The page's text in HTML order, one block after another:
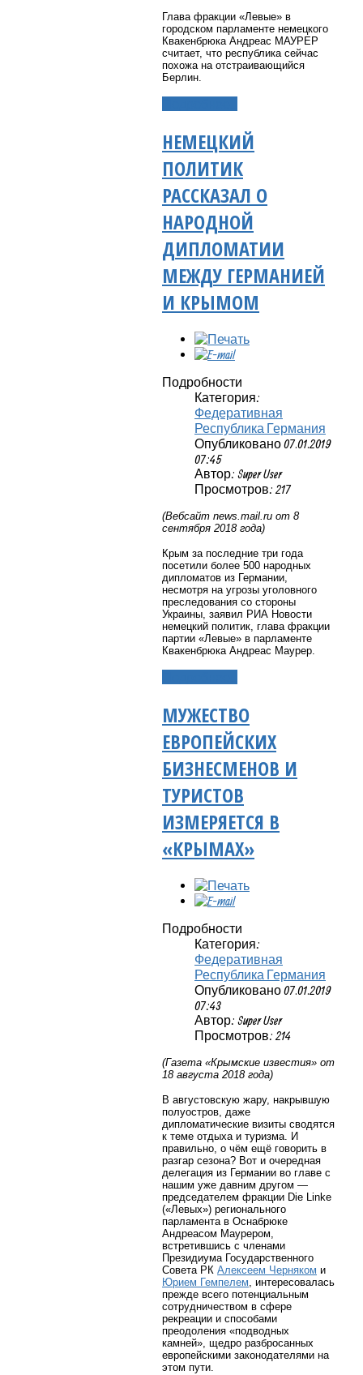
Глава фракции «Левые» в
городском парламенте немецкого
Квакенбрюка Андреас МАУРЕР
считает, что республика сейчас
похожа на отстраивающийся
Берлин.
НЕМЕЦКИЙ
ПОЛИТИК
РАССКАЗАЛ О
НАРОДНОЙ
ДИПЛОМАТИИ
МЕЖДУ ГЕРМАНИЕЙ
И КРЫМОМ
Подробности
Категория:
Федеративная
Республика Германия
Опубликовано 07.01.2019
07:45
Автор: Super User
Просмотров: 217
(Вебсайт news.mail.ru от 8
сентября 2018 года)
Крым за последние три года
посетили более 500 народных
дипломатов из Германии,
несмотря на угрозы уголовного
преследования со стороны
Украины, заявил РИА Новости
немецкий политик, глава фракции
партии «Левые» в парламенте
Квакенбрюка Андреас Маурер.
МУЖЕСТВО
ЕВРОПЕЙСКИХ
БИЗНЕСМЕНОВ И
ТУРИСТОВ
ИЗМЕРЯЕТСЯ В
«КРЫМАХ»
Подробности
Категория:
Федеративная
Республика Германия
Опубликовано 07.01.2019
07:43
Автор: Super User
Просмотров: 214
(Газета «Крымские известия» от
18 августа 2018 года)
В августовскую жару, накрывшую
полуостров, даже
дипломатические визиты сводятся
к теме отдыха и туризма. И
правильно, о чём ещё говорить в
разгар сезона? Вот и очередная
делегация из Германии во главе с
нашим уже давним другом —
председателем фракции Die Linke
(«Левых») регионального
парламента в Оснабрюке
Андреасом Маурером,
встретившись с членами
Президиума Государственного
Совета РК Алексеем Черняком и
Юрием Гемпелем, интересовалась
прежде всего потенциальным
сотрудничеством в сфере
рекреации и способами
преодоления «подводных
камней», щедро разбросанных
европейскими законодателями на
этом пути.